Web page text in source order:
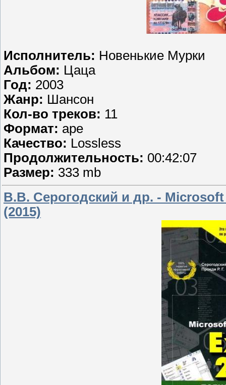
Исполнитель: Новенькие Мурки
Альбом: Цаца
Год: 2003
Жанр: Шансон
Кол-во треков: 11
Формат: ape
Качество: Lossless
Продолжительность: 00:42:07
Размер: 333 mb
В.В. Серогодский и др. -
(2015)